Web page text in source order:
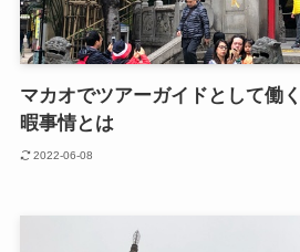
マカオでツアーガイドとして働
暇事情とは
2022-06-08